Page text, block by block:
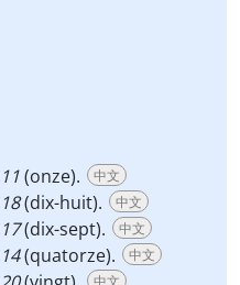
11(onze). 中文
18(dix-huit). 中文
17(dix-sept). 中文
14(quatorze). 中文
中文